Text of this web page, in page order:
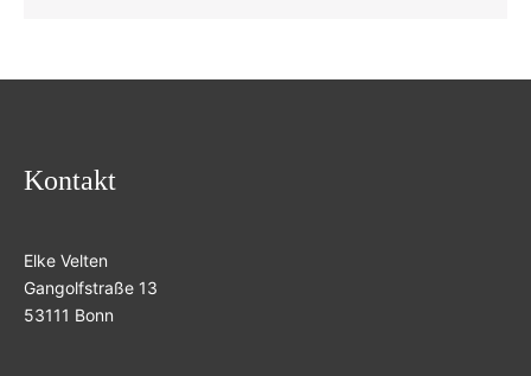
Kontakt
Elke Velten
Gangolfstraße 13
53111 Bonn